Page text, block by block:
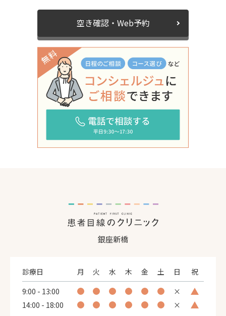
空き確認・Web予約
銀座新橋
診療日 月 火 水 木 金 土 日
祝
9:00 - 13:00
×
14:00 - 18:00
×